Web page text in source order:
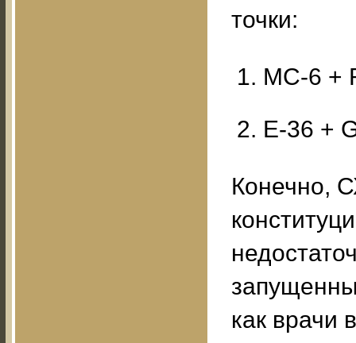
точки:
МС-6 +
Е-36 +
Конечно,
как врачи